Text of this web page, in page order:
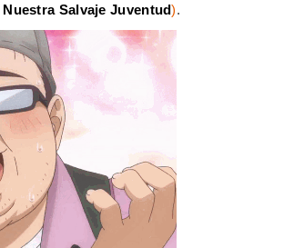
Nuestra Salvaje Juventud).